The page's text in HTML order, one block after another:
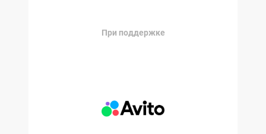
При поддержке